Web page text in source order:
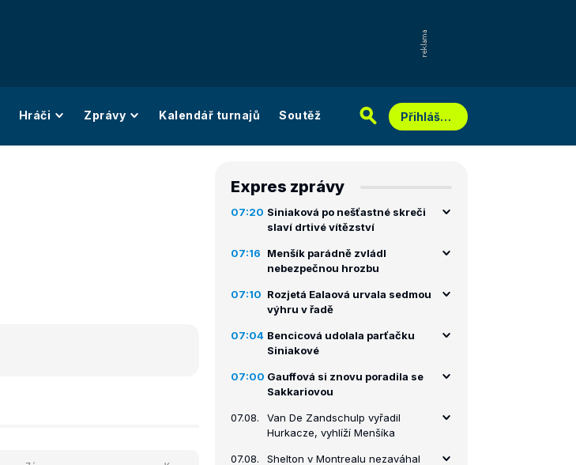
Hráči Zprávy Kalendář turnajů Soutěž Přihlášení
Expres zprávy
07:20 Siniaková po nešťastné skreči
slaví drtivé vítězství
07:16
Menšík parádně zvládl
nebezpečnou hrozbu
07:10 Rozjetá Ealaová urvala sedmou
výhru v řadě
07:04 Bencicová udolala parťačku
Siniakové
07:00 Gauffová si znovu poradila se
Sakkariovou
07.08.
Van De Zandschulp vyřadil
Hurkacze, vyhlíží Menšíka
07.08. Shelton v Montrealu nezaváhal